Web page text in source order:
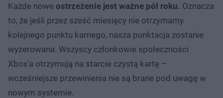
Każde nowe ostrzeżenie jest ważne pół roku. Oznacza
to, że jeśli przez sześć miesięcy nie otrzymamy
kolejnego punktu karnego, nasza punktacja zostanie
wyzerowana. Wszyscy członkowie społeczności
Xbox'a otrzymują na starcie czystą kartę –
wcześniejsze przewinienia nie są brane pod uwagę w
nowym systemie.